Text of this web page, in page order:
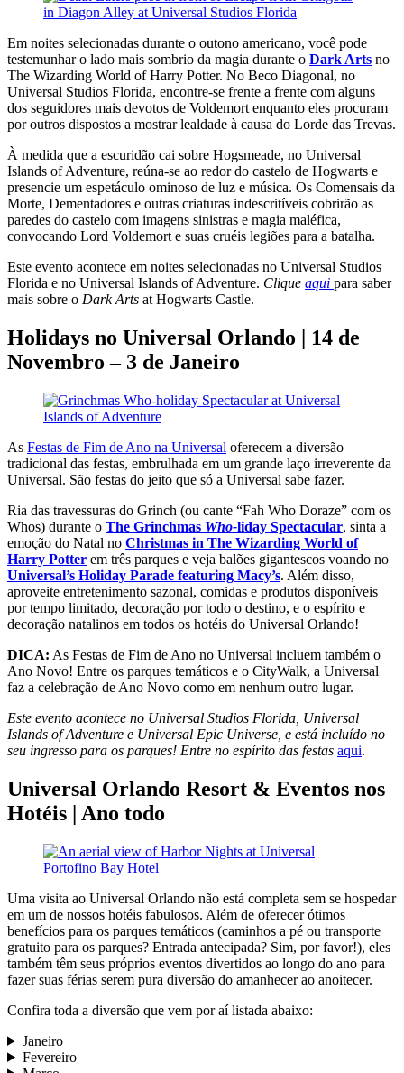
Em noites selecionadas durante o outono americano, você pode
testemunhar o lado mais sombrio da magia durante o Dark Arts no
The Wizarding World of Harry Potter. No Beco Diagonal, no
Universal Studios Florida, encontre-se frente a frente com alguns
dos seguidores mais devotos de Voldemort enquanto eles procuram
por outros dispostos a mostrar lealdade à causa do Lorde das Trevas.
À medida que a escuridão cai sobre Hogsmeade, no Universal
Islands of Adventure, reúna-se ao redor do castelo de Hogwarts e
presencie um espetáculo ominoso de luz e música. Os Comensais da
Morte, Dementadores e outras criaturas indescritíveis cobrirão as
paredes do castelo com imagens sinistras e magia maléfica,
convocando Lord Voldemort e suas cruéis legiões para a batalha.
Este evento acontece em noites selecionadas no Universal Studios
Florida e no Universal Islands of Adventure. Clique aqui para saber
mais sobre o Dark Arts at Hogwarts Castle.
Holidays no Universal Orlando | 14 de
Novembro – 3 de Janeiro
As Festas de Fim de Ano na Universal oferecem a diversão
tradicional das festas, embrulhada em um grande laço irreverente da
Universal. São festas do jeito que só a Universal sabe fazer.
Ria das travessuras do Grinch (ou cante “Fah Who Doraze” com os
Whos) durante o The Grinchmas Who-liday Spectacular, sinta a
emoção do Natal no Christmas in The Wizarding World of
Harry Potter em três parques e veja balões gigantescos voando no
Universal’s Holiday Parade featuring Macy’s. Além disso,
aproveite entretenimento sazonal, comidas e produtos disponíveis
por tempo limitado, decoração por todo o destino, e o espírito e
decoração natalinos em todos os hotéis do Universal Orlando!
DICA: As Festas de Fim de Ano no Universal incluem também o
Ano Novo! Entre os parques temáticos e o CityWalk, a Universal
faz a celebração de Ano Novo como em nenhum outro lugar.
Este evento acontece no Universal Studios Florida, Universal
Islands of Adventure e Universal Epic Universe, e está incluído no
seu ingresso para os parques! Entre no espírito das festas aqui.
Universal Orlando Resort & Eventos nos
Hotéis | Ano todo
Uma visita ao Universal Orlando não está completa sem se hospedar
em um de nossos hotéis fabulosos. Além de oferecer ótimos
benefícios para os parques temáticos (caminhos a pé ou transporte
gratuito para os parques? Entrada antecipada? Sim, por favor!), eles
também têm seus próprios eventos divertidos ao longo do ano para
fazer suas férias serem pura diversão do amanhecer ao anoitecer.
Confira toda a diversão que vem por aí listada abaixo:
Janeiro
Fevereiro